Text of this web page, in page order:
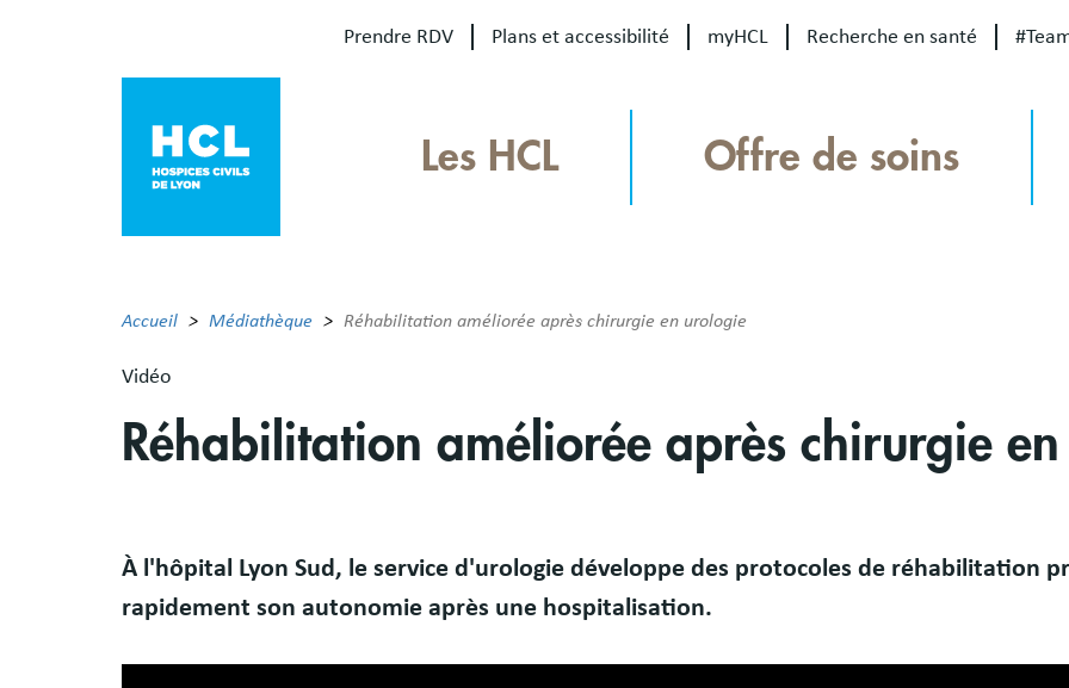
Prendre RDV Plans et accessibilité myHCL Recherche en santé
Les HCL Offre de soins
Accueil Médiathèque Réhabilitation améliorée après chirurgie en urologie
Vidéo
Réhabilitation améliorée après chirurgie
Body
À l'hôpital Lyon Sud, le service d'urologie développe des protocoles de réhabilitation
rapidement son autonomie après une hospitalisation.